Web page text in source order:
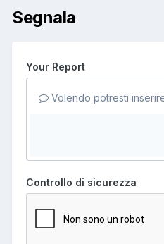
Segnala
Your Report
Volendo potresti
Controllo di sicurezza